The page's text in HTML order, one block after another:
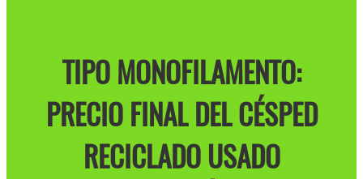
TIPO MONOFILAMENTO:
PRECIO FINAL DEL CÉSPED
RECICLADO USADO